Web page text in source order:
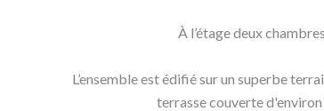
À l’étage deux
L’ensemble est édifié sur un superbe
terrasse couverte d'environ